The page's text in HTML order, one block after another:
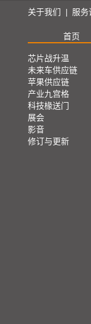
关于我们 服务
首页
芯片战升温
未来车供应链
苹果供应链
产业九宫格
科技椽送门
展会
影音
修订与更新